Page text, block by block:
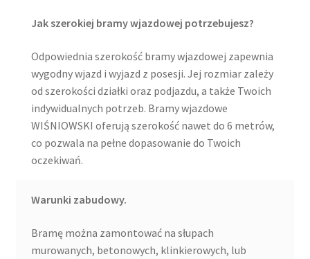
Jak szerokiej bramy wjazdowej potrzebujesz?
Odpowiednia szerokość bramy wjazdowej zapewnia
wygodny wjazd i wyjazd z posesji. Jej rozmiar zależy
od szerokości działki oraz podjazdu, a także Twoich
indywidualnych potrzeb. Bramy wjazdowe
WIŚNIOWSKI oferują szerokość nawet do 6 metrów,
co pozwala na pełne dopasowanie do Twoich
oczekiwań.
Warunki zabudowy.
Bramę można zamontować na słupach
murowanych, betonowych, klinkierowych, lub